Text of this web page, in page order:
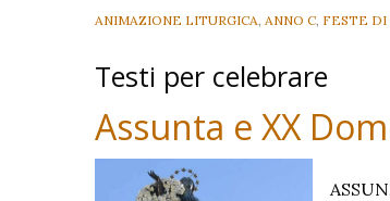
ANIMAZIONE LITURGICA ANNO C FESTE DI
Testi per celebrare
Assunta e XX